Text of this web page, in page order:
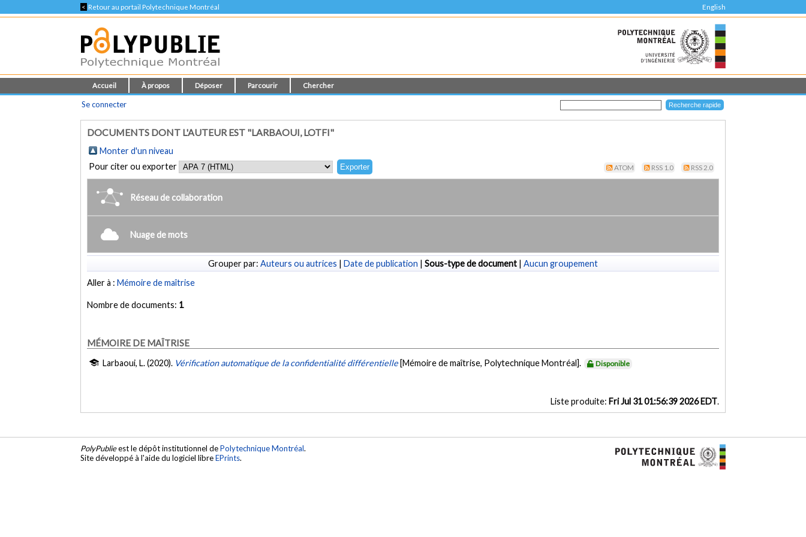
< Retour au portail Polytechnique Montréal English
Accueil À propos Déposer Parcourir Chercher
Se connecter
DOCUMENTS DONT L'AUTEUR EST "LARBAOUI, LOTFI"
Monter d'un niveau
Pour citer ou exporter
ATOM RSS 1.0 RSS 2.0
Réseau de collaboration
Nuage de mots
Grouper par: Auteurs ou autrices | Date de publication | Sous-type de document | Aucun groupement
Aller à :Mémoire de maîtrise
Nombre de documents: 1
MÉMOIRE DE MAÎTRISE
Larbaoui, L. (2020). Vérification automatique de la confidentialité différentielle [Mémoire de maîtrise, Polytechnique Montréal]. Disponible
Liste produite: Fri Jul 31 01:56:39 2026 EDT.
PolyPublieest le dépôt institutionnel dePolytechnique Montréal.
Site développé à l'aide du logiciel libreEPrints.